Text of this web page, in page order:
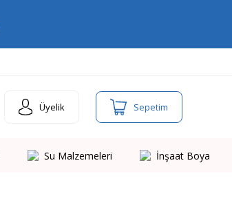
Üyelik Sepetim
Su Malzemeleri İnşaat Boya